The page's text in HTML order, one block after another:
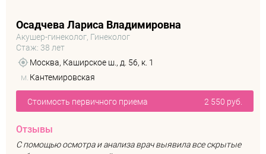
Осадчева Лариса Владимировна
Акушер-гинеколог, Гинеколог
Стаж: 38 лет
Москва, Каширское ш., д. 56, к. 1
м. Кантемировская
Стоимость первичного приема 2 550 руб.
Отзывы
С помощью осмотра и анализа врач выявила все скрытые